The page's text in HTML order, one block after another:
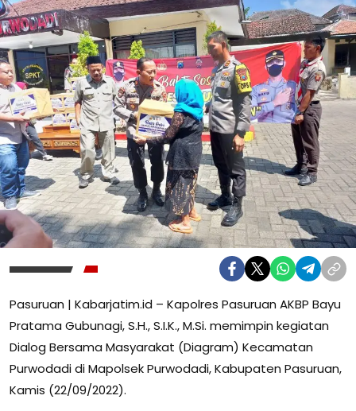
Pasuruan | Kabarjatim.id – Kapolres Pasuruan AKBP Bayu
Pratama Gubunagi, S.H., S.I.K., M.Si. memimpin kegiatan
Dialog Bersama Masyarakat (Diagram) Kecamatan
Purwodadi di Mapolsek Purwodadi, Kabupaten Pasuruan,
Kamis (22/09/2022).